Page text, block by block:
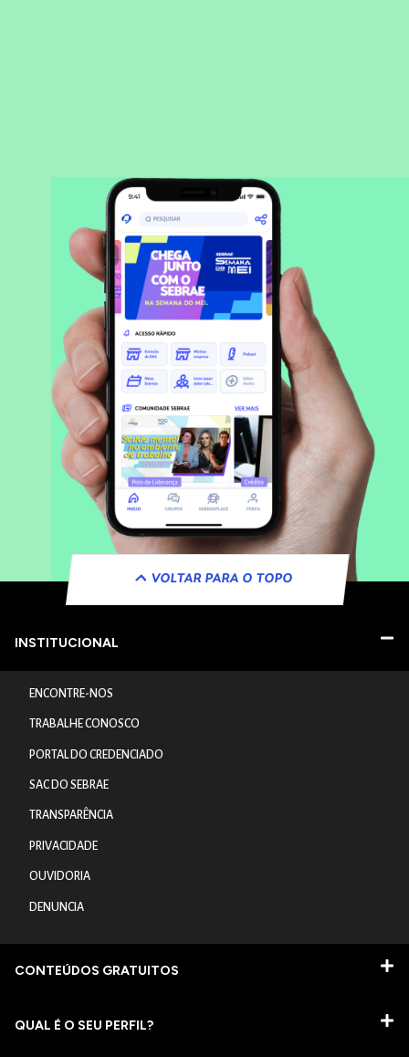
VOLTAR PARA O TOPO
INSTITUCIONAL
ENCONTRE-NOS
TRABALHE CONOSCO
PORTAL DO CREDENCIADO
SAC DO SEBRAE
TRANSPARÊNCIA
PRIVACIDADE
OUVIDORIA
DENUNCIA
CONTEÚDOS GRATUITOS
QUAL É O SEU PERFIL?